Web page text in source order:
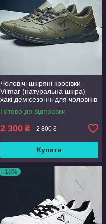
Чоловічі шкіряні кросівки
Vilmar (натуральна шкіра)
хакі демісезонні для чоловіків
на весну осінь, розмір 39 40
41 42 43 44 45 46
Готово до відправки
2 300 ₴ 2 800 ₴
Купити
–18%